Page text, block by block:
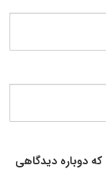
دوباره دیدگاهی